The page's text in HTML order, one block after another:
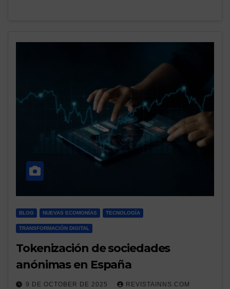
BLOG NUEVAS ECOMONÍAS TECNOLOGÍA
TRANSFORMACIÓN DIGITAL
Tokenización de sociedades
anónimas en España
9 DE OCTOBER DE 2025 REVISTAINNS.COM